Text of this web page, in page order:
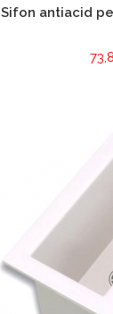
Sifon antiacid